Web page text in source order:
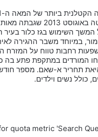
כולל שימוש בנשק כימי,
המשך השימוש בגז כלור בעיר
במיוחד משבר ההגירה
רחבות טווח על המזרח
כמעט 14 שנות לחימה, פתחו
היאת תחריר א-שאם. מספר
quota metric 'Search